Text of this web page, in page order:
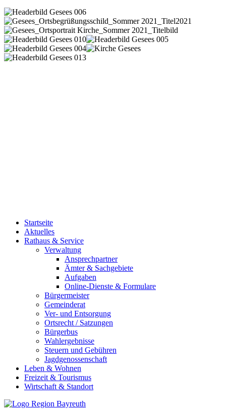
Startseite
Aktuelles
Rathaus & Service
Verwaltung
Ansprechpartner
Ämter & Sachgebiete
Aufgaben
Online-Dienste & Formulare
Bürgermeister
Gemeinderat
Ver- und Entsorgung
Ortsrecht / Satzungen
Bürgerbus
Wahlergebnisse
Steuern und Gebühren
Jagdgenossenschaft
Leben & Wohnen
Freizeit & Tourismus
Wirtschaft & Standort